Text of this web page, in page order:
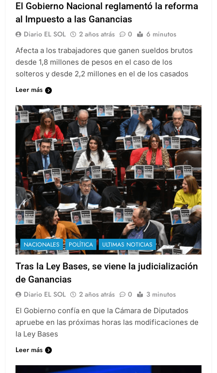
El Gobierno Nacional reglamentó la reforma
al Impuesto a las Ganancias
Diario EL SOL 2 años atrás 0 6 minutos
Afecta a los trabajadores que ganen sueldos brutos
desde 1,8 millones de pesos en el caso de los
solteros y desde 2,2 millones en el de los casados
Leer más
NACIONALES POLÍTICA ULTIMAS NOTICIAS
Tras la Ley Bases, se viene la judicialización
de Ganancias
Diario EL SOL 2 años atrás 0 3 minutos
El Gobierno confía en que la Cámara de Diputados
apruebe en las próximas horas las modificaciones de
la Ley Bases
Leer más